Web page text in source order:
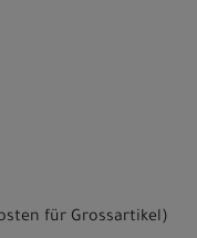
für Grossartikel)